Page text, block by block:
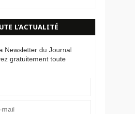
L’ACTUALITÉ
Newsletter du Journal
gratuitement toute